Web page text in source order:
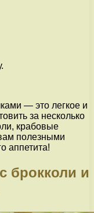
— это легкое и
за несколько
крабовые
полезными
аппетита!
брокколи и